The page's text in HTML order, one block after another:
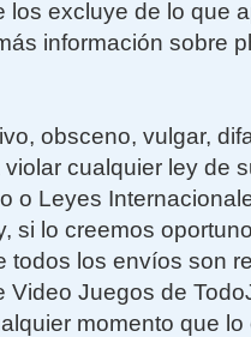
los excluye de lo que
información sobre
obsceno, vulgar,
cualquier ley de
o Leyes
si lo creemos
todos los envíos son
Video Juegos de
momento que